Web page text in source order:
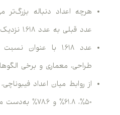
هرچه اعداد دنباله
عدد قبلی به عدد ۱.۶۱۸ نزدیک‌تر می‌شود.
عدد ۱.۶۱۸ با
طراحی، معماری و برخی
۵۰٪، ۶۱.۸٪ و ۷۸.۶٪ به‌دست می‌آیند.